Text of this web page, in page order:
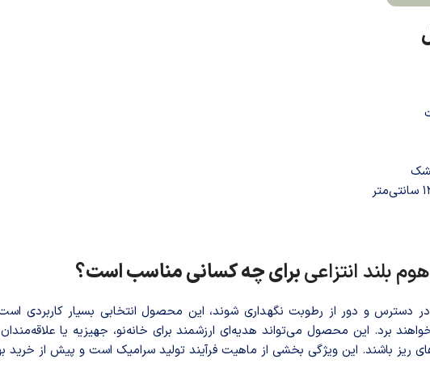
بلند انتزاعیبرای چه کسانی مناسب است؟
دسترس و دور از رطوبت نگهداری شوند، این محصول انتخابی بسیار کاربردی
برد. این محصول می‌تواند هدیه‌ای ارزشمند برای خانه‌نو، جهیزیه یا
ریز باشند. این ویژگی بخشی از ماهیت فرآیند تولید سرامیک است و پیش از خرید